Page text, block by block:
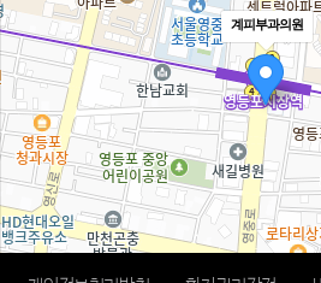
계피부과의원